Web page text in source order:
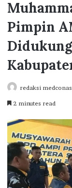
Pimpin
redaksi medconas
2 minutes read